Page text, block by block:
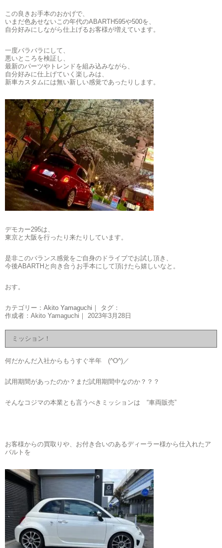
この良きお手本のおかげで、
いまだ色あせないこの年代のABARTH595や500を、
自分好みにしながら仕上げるお客様が増えています。
一度バラバラにして、
悪いところを検証し、
最新のパーツやトレンドを組み込みながら、
自分好みに仕上げていく楽しみは、
新車カスタムには無い新しい感覚であったりします。
デモカー295は、
東京と大阪を行ったり来たりしています。
是非このバランス感覚をご自身のドライブでお試し頂き、
今後ABARTHと向き合うお手本にして頂けたら嬉しいなと。
おす。
カテゴリー： Akito Yamaguchi ｜ タグ：
作成者：Akito Yamaguchi｜ 2023年3月28日
ミッション！
何だかんだ入社からもうすぐ半年 (^O^)／
試用期間があったのか？まだ試用期間中なのか？？？
そんなコジマの本業とも言うべきミッションは “車両販売”
お客様からの買取りや、お付き合いのあるディーラー様から仕入れたア
バルトを